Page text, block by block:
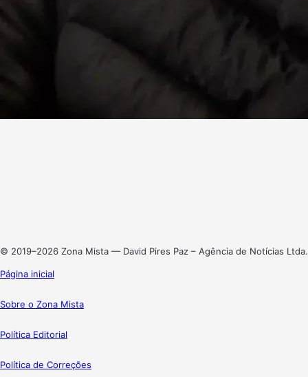
© 2019–2026 Zona Mista — David Pires Paz – Agência de Notícias Ltda.
Página inicial
Sobre o Zona Mista
Política Editorial
Política de Correções